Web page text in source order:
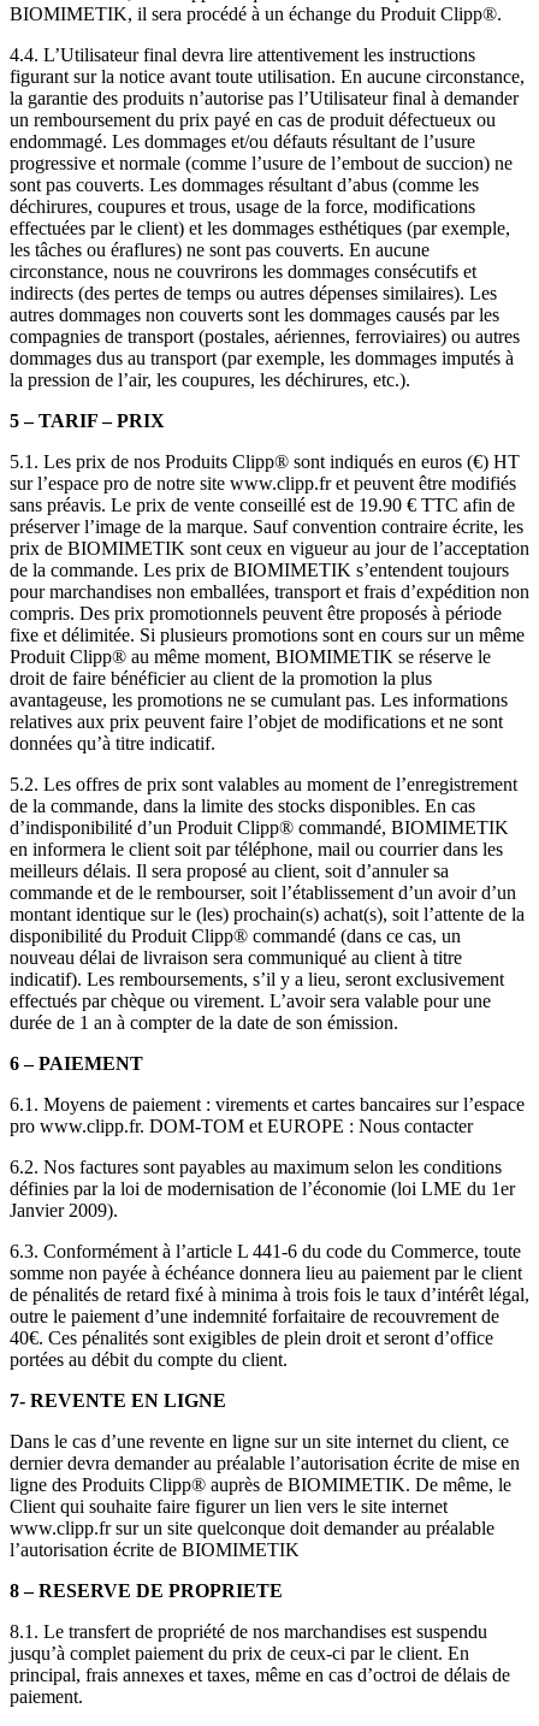
BIOMIMETIK, il sera procédé à un échange du Produit Clipp®.
4.4. L’Utilisateur final devra lire attentivement les instructions
figurant sur la notice avant toute utilisation. En aucune circonstance,
la garantie des produits n’autorise pas l’Utilisateur final à demander
un remboursement du prix payé en cas de produit défectueux ou
endommagé. Les dommages et/ou défauts résultant de l’usure
progressive et normale (comme l’usure de l’embout de succion) ne
sont pas couverts. Les dommages résultant d’abus (comme les
déchirures, coupures et trous, usage de la force, modifications
effectuées par le client) et les dommages esthétiques (par exemple,
les tâches ou éraflures) ne sont pas couverts. En aucune
circonstance, nous ne couvrirons les dommages consécutifs et
indirects (des pertes de temps ou autres dépenses similaires). Les
autres dommages non couverts sont les dommages causés par les
compagnies de transport (postales, aériennes, ferroviaires) ou autres
dommages dus au transport (par exemple, les dommages imputés à
la pression de l’air, les coupures, les déchirures, etc.).
5 – TARIF – PRIX
5.1. Les prix de nos Produits Clipp® sont indiqués en euros (€) HT
sur l’espace pro de notre site www.clipp.fr et peuvent être modifiés
sans préavis. Le prix de vente conseillé est de 19.90 € TTC afin de
préserver l’image de la marque. Sauf convention contraire écrite, les
prix de BIOMIMETIK sont ceux en vigueur au jour de l’acceptation
de la commande. Les prix de BIOMIMETIK s’entendent toujours
pour marchandises non emballées, transport et frais d’expédition non
compris. Des prix promotionnels peuvent être proposés à période
fixe et délimitée. Si plusieurs promotions sont en cours sur un même
Produit Clipp® au même moment, BIOMIMETIK se réserve le
droit de faire bénéficier au client de la promotion la plus
avantageuse, les promotions ne se cumulant pas. Les informations
relatives aux prix peuvent faire l’objet de modifications et ne sont
données qu’à titre indicatif.
5.2. Les offres de prix sont valables au moment de l’enregistrement
de la commande, dans la limite des stocks disponibles. En cas
d’indisponibilité d’un Produit Clipp® commandé, BIOMIMETIK
en informera le client soit par téléphone, mail ou courrier dans les
meilleurs délais. Il sera proposé au client, soit d’annuler sa
commande et de le rembourser, soit l’établissement d’un avoir d’un
montant identique sur le (les) prochain(s) achat(s), soit l’attente de la
disponibilité du Produit Clipp® commandé (dans ce cas, un
nouveau délai de livraison sera communiqué au client à titre
indicatif). Les remboursements, s’il y a lieu, seront exclusivement
effectués par chèque ou virement. L’avoir sera valable pour une
durée de 1 an à compter de la date de son émission.
6 – PAIEMENT
6.1. Moyens de paiement : virements et cartes bancaires sur l’espace
pro www.clipp.fr. DOM-TOM et EUROPE : Nous contacter
6.2. Nos factures sont payables au maximum selon les conditions
définies par la loi de modernisation de l’économie (loi LME du 1er
Janvier 2009).
6.3. Conformément à l’article L 441-6 du code du Commerce, toute
somme non payée à échéance donnera lieu au paiement par le client
de pénalités de retard fixé à minima à trois fois le taux d’intérêt légal,
outre le paiement d’une indemnité forfaitaire de recouvrement de
40€. Ces pénalités sont exigibles de plein droit et seront d’office
portées au débit du compte du client.
7- REVENTE EN LIGNE
Dans le cas d’une revente en ligne sur un site internet du client, ce
dernier devra demander au préalable l’autorisation écrite de mise en
ligne des Produits Clipp® auprès de BIOMIMETIK. De même, le
Client qui souhaite faire figurer un lien vers le site internet
www.clipp.fr sur un site quelconque doit demander au préalable
l’autorisation écrite de BIOMIMETIK
8 – RESERVE DE PROPRIETE
8.1. Le transfert de propriété de nos marchandises est suspendu
jusqu’à complet paiement du prix de ceux-ci par le client. En
principal, frais annexes et taxes, même en cas d’octroi de délais de
paiement.